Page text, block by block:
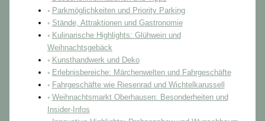
Parkmöglichkeiten und Priority Parking
Stände, Attraktionen und Gastronomie
Kulinarische Highlights: Glühwein und
Weihnachtsgebäck
Kunsthandwerk und Deko
Erlebnisbereiche: Märchenwelten und Fahrgeschäfte
Fahrgeschäfte wie Riesenrad und Wichtelkarussell
Weihnachtsmarkt Oberhausen: Besonderheiten und
Insider-Infos